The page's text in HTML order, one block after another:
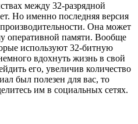
между 32-разрядной
Но именно последняя версия
Она может
оперативной памяти. Вообще
используют 32-битную
вдохнуть жизнь в свой
его, увеличив количество
был полезен для вас, то
им в социальных сетях.